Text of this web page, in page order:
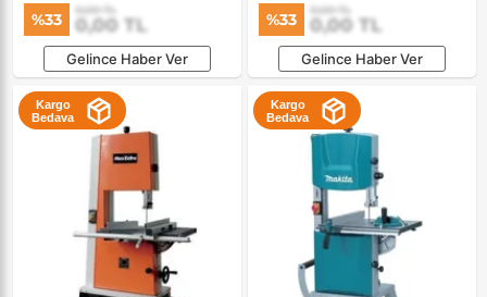
%33 0,00 TL
0,00 TL
Gelince Haber Ver
%33 0,00 TL
0,00 TL
Gelince Haber Ver
Kargo
Bedava
Kargo
Bedava